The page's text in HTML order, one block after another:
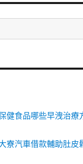
健食品哪些早洩治療
寮汽車借款輔助肚皮